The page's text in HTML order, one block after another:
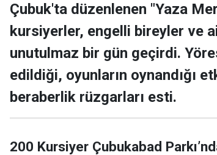
Çubuk'ta düzenlenen "Yaza
kursiyerler, engelli bireyler ve
unutulmaz bir gün geçirdi.
edildiği, oyunların oynandığı
beraberlik rüzgarları esti.
200 Kursiyer Çubukabad